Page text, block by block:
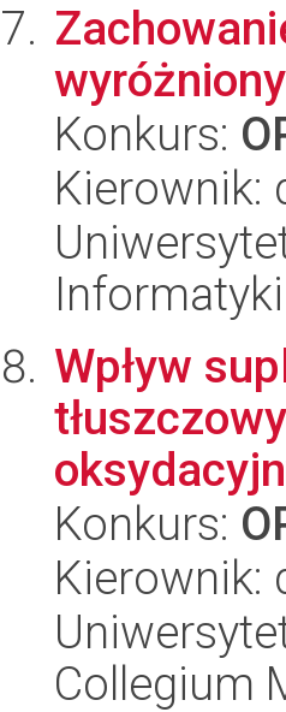
Konkurs:
Kierownik:
Wpływ
Konkurs:
Kierownik:
Collegium